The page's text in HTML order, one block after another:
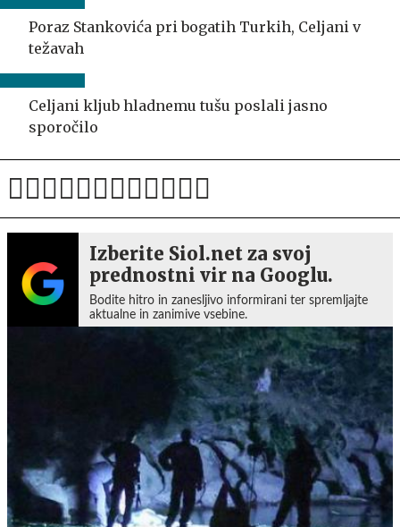
Poraz Stankovića pri bogatih Turkih, Celjani v
težavah
Celjani kljub hladnemu tušu poslali jasno
sporočilo
Izberite Siol.net za svoj
prednostni vir na Googlu.
Bodite hitro in zanesljivo informirani ter spremljajte
aktualne in zanimive vsebine.